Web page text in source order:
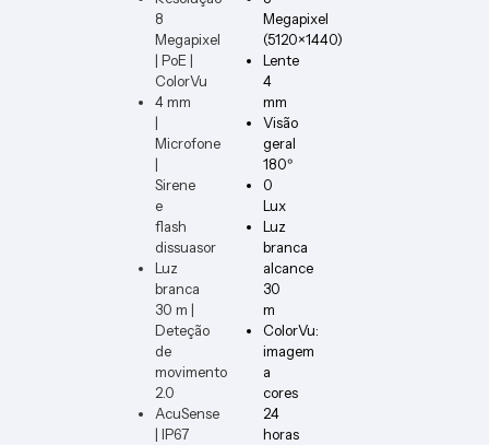
8
Megapixel
| PoE |
ColorVu
4 mm
|
Microfone
|
Sirene
e
flash
dissuasor
Luz
branca
30 m |
Deteção
de
movimento
2.0
AcuSense
| IP67
Megapixel
(5120×1440)
Lente
4
mm
Visão
geral
180º
0
Lux
Luz
branca
alcance
30
m
ColorVu:
imagem
a
cores
24
horas